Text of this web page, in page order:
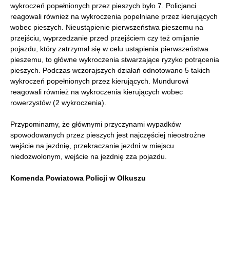
wykroczeń popełnionych przez pieszych było 7. Policjanci
reagowali również na wykroczenia popełniane przez kierujących
wobec pieszych. Nieustąpienie pierwszeństwa pieszemu na
przejściu, wyprzedzanie przed przejściem czy też omijanie
pojazdu, który zatrzymał się w celu ustąpienia pierwszeństwa
pieszemu, to główne wykroczenia stwarzające ryzyko potrącenia
pieszych. Podczas wczorajszych działań odnotowano 5 takich
wykroczeń popełnionych przez kierujących. Mundurowi
reagowali również na wykroczenia kierujących wobec
rowerzystów (2 wykroczenia).
Przypominamy, że głównymi przyczynami wypadków
spowodowanych przez pieszych jest najczęściej nieostrożne
wejście na jezdnię, przekraczanie jezdni w miejscu
niedozwolonym, wejście na jezdnię zza pojazdu.
Komenda Powiatowa Policji w Olkuszu